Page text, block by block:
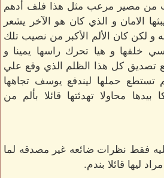
من مصير مرعب مثل هذا فلف أدهم
الامان و الذي كان هو الآخر يشعر
و لكن كان الألم الأكبر من نصيب تلك
خلفها و هيا تحرك راسها يمينا و
تصديق كل هذا الظلم الذي وقع علي
تستطع حملها ليندفع يوسف تجاهها
محاولا تهدئتها قائلا بألم من
فقط نظرات ضائعه غير مصدقه لما
ليها قائلا بندم.